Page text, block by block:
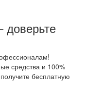
доверьте
средства и 100%
бесплатную